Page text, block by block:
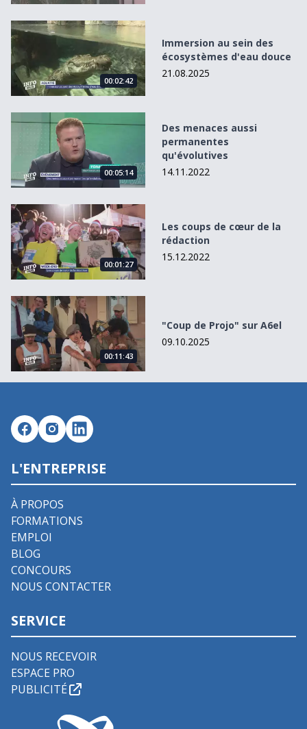
Immersion au sein des écosystèmes d&#039;eau douce
00:02:42
Immersion au sein des
écosystèmes d'eau douce
21.08.2025
Des menaces aussi permanentes qu&#039;évolutives
00:05:14
Des menaces aussi
permanentes
qu'évolutives
14.11.2022
Les coups de cœur de la rédaction
00:01:27
Les coups de cœur de la
rédaction
15.12.2022
&quot;Coup de Projo&quot; sur A6el
00:11:43
"Coup de Projo" sur A6el
09.10.2025
L'ENTREPRISE
À PROPOS
FORMATIONS
EMPLOI
BLOG
CONCOURS
NOUS CONTACTER
SERVICE
NOUS RECEVOIR
ESPACE PRO
PUBLICITÉ